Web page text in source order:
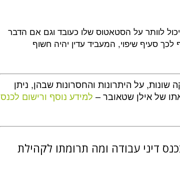
לוותר על הסטאטוס שלו כעובד וגם אם הדבר
סעיף שיפוי, המעביד עדין יהיה חשוף
שונות, על היתרונות והחסרונות שבהן, ניתן
של אילן שטאובר – למידע נוסף ורישום לכנס
דיני עבודה ומה תרומתו לקהילת